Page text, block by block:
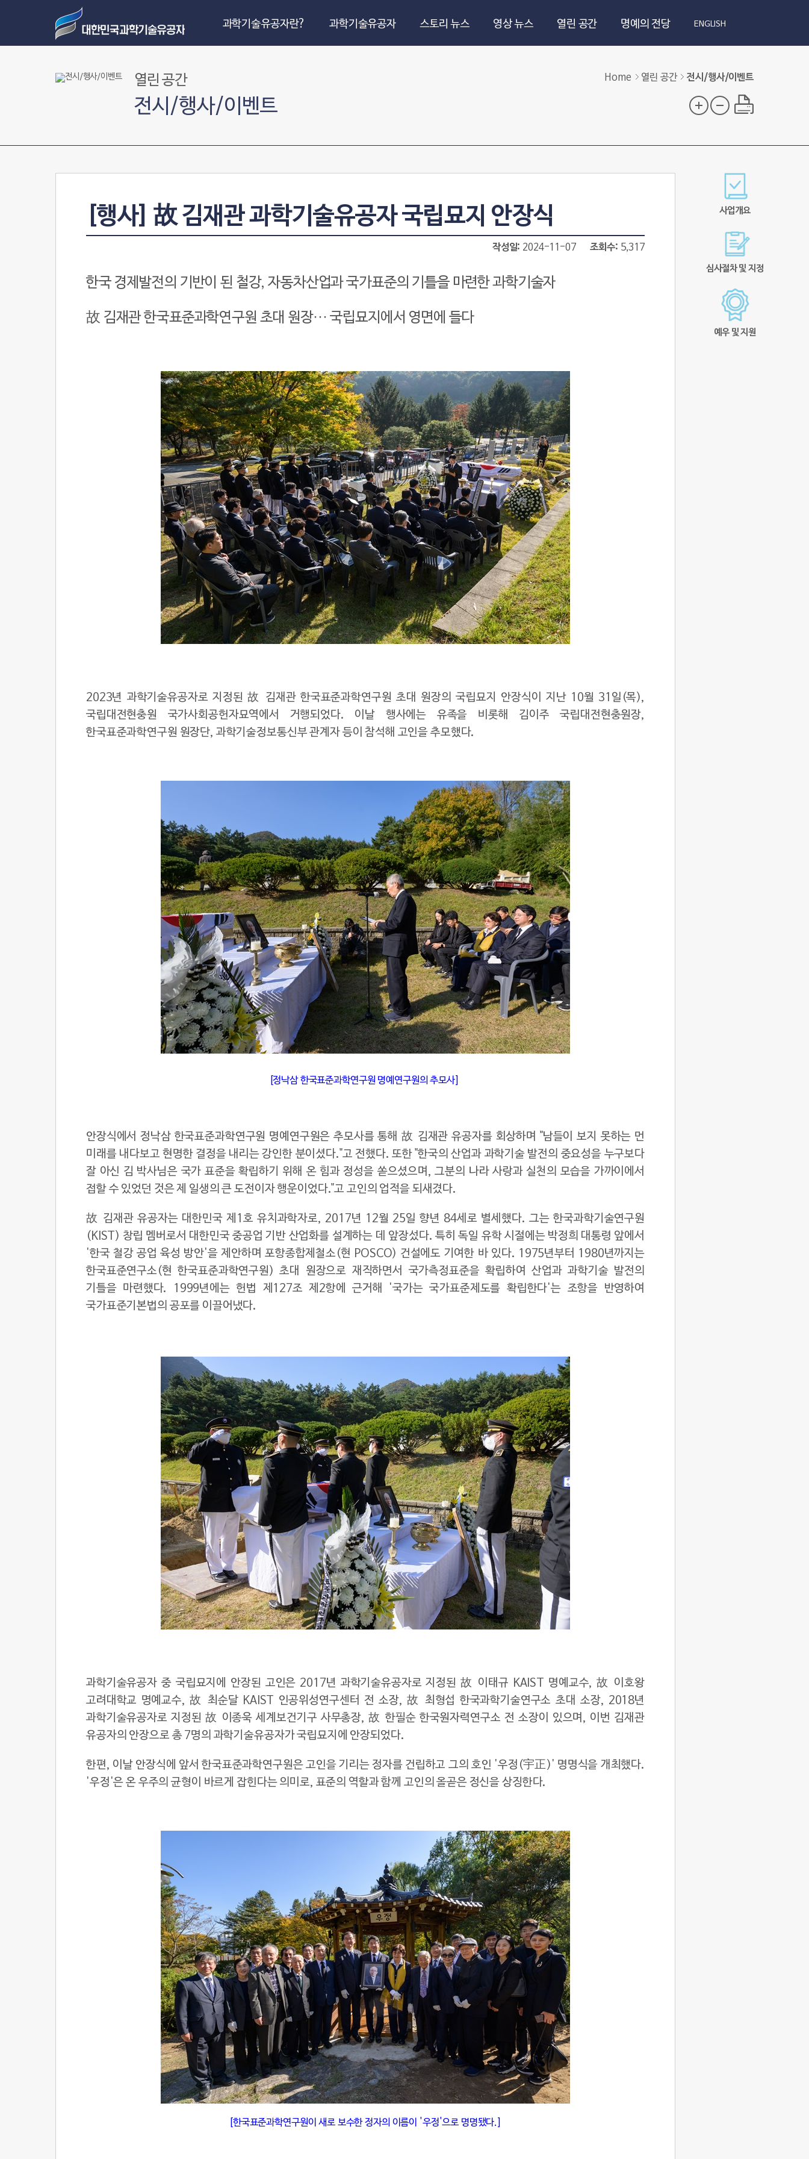
과학기술유공자란? 과학기술유공자 스토리 뉴스 영상 뉴스 열린 공간 명예의 전당 ENGLISH
Home 열린 공간 전시/행사/이벤트
열린 공간
전시/행사/이벤트
[행사] 故 김재관 과학기술유공자 국립묘지 안장식
작성일 2024-11-07 조회수 5,317
한국 경제발전의 기반이 된 철강, 자동차산업과 국가표준의 기틀을 마련한 과학기술자
故 김재관 한국표준과학연구원 초대 원장··· 국립묘지에서 영면에 들다
2023년 과학기술유공자로 지정된 故 김재관 한국표준과학연구원 초대 원장의 국립묘지 안장식이 지난 10월 31일(목),
국립대전현충원 국가사회공헌자묘역에서 거행되었다. 이날 행사에는 유족을 비롯해 김이주 국립대전현충원장,
한국표준과학연구원 원장단, 과학기술정보통신부 관계자 등이 참석해 고인을 추모했다.
[정낙삼 한국표준과학연구원 명예연구원의 추모사]
안장식에서 정낙삼 한국표준과학연구원 명예연구원은 추모사를 통해 故 김재관 유공자를 회상하며 "남들이 보지 못하는 먼
미래를 내다보고 현명한 결정을 내리는 강인한 분이셨다."고 전했다. 또한 "한국의 산업과 과학기술 발전의 중요성을 누구보다
잘 아신 김 박사님은 국가 표준을 확립하기 위해 온 힘과 정성을 쏟으셨으며, 그분의 나라 사랑과 실천의 모습을 가까이에서
접할 수 있었던 것은 제 일생의 큰 도전이자 행운이었다."고 고인의 업적을 되새겼다.
故 김재관 유공자는 대한민국 제1호 유치과학자로, 2017년 12월 25일 향년 84세로 별세했다. 그는 한국과학기술연구원
(KIST) 창립 멤버로서 대한민국 중공업 기반 산업화를 설계하는 데 앞장섰다. 특히 독일 유학 시절에는 박정희 대통령 앞에서
'한국 철강 공업 육성 방안'을 제안하며 포항종합제철소(현 POSCO) 건설에도 기여한 바 있다. 1975년부터 1980년까지는
한국표준연구소(현 한국표준과학연구원) 초대 원장으로 재직하면서 국가측정표준을 확립하여 산업과 과학기술 발전의
기틀을 마련했다. 1999년에는 헌법 제127조 제2항에 근거해 '국가는 국가표준제도를 확립한다'는 조항을 반영하여
국가표준기본법의 공포를 이끌어냈다.
과학기술유공자 중 국립묘지에 안장된 고인은 2017년 과학기술유공자로 지정된 故 이태규 KAIST 명예교수, 故 이호왕
고려대학교 명예교수, 故 최순달 KAIST 인공위성연구센터 전 소장, 故 최형섭 한국과학기술연구소 초대 소장, 2018년
과학기술유공자로 지정된 故 이종욱 세계보건기구 사무총장, 故 한필순 한국원자력연구소 전 소장이 있으며, 이번 김재관
유공자의 안장으로 총 7명의 과학기술유공자가 국립묘지에 안장되었다.
한편, 이날 안장식에 앞서 한국표준과학연구원은 고인을 기리는 정자를 건립하고 그의 호인 '우정(宇正)' 명명식을 개최했다.
'우정'은 온 우주의 균형이 바르게 잡힌다는 의미로, 표준의 역할과 함께 고인의 올곧은 정신을 상징한다.
[한국표준과학연구원이 새로 보수한 정자의 이름이 '우정'으로 명명됐다.]
사업개요
심사절차 및 지정
예우 및 지원